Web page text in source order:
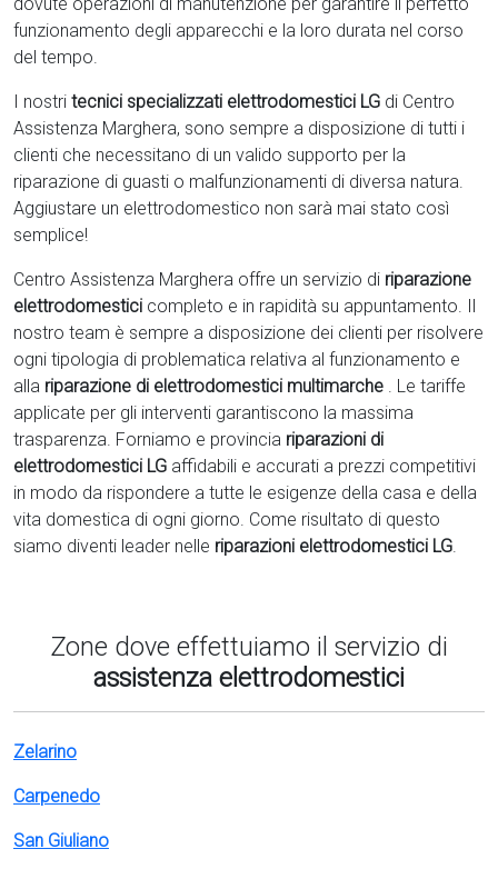
funzionamento degli apparecchi e la loro durata nel corso
del tempo.
I nostri tecnici specializzati elettrodomestici LG di Centro
Assistenza Marghera, sono sempre a disposizione di tutti i
clienti che necessitano di un valido supporto per la
riparazione di guasti o malfunzionamenti di diversa natura.
Aggiustare un elettrodomestico non sarà mai stato così
semplice!
Centro Assistenza Marghera offre un servizio di riparazione
elettrodomestici completo e in rapidità su appuntamento. Il
nostro team è sempre a disposizione dei clienti per risolvere
ogni tipologia di problematica relativa al funzionamento e
alla riparazione di elettrodomestici multimarche . Le tariffe
applicate per gli interventi garantiscono la massima
trasparenza. Forniamo e provincia riparazioni di
elettrodomestici LG affidabili e accurati a prezzi competitivi
in modo da rispondere a tutte le esigenze della casa e della
vita domestica di ogni giorno. Come risultato di questo
siamo diventi leader nelle riparazioni elettrodomestici LG.
Zone dove effettuiamo il servizio di
assistenza elettrodomestici
Zelarino
Carpenedo
San Giuliano